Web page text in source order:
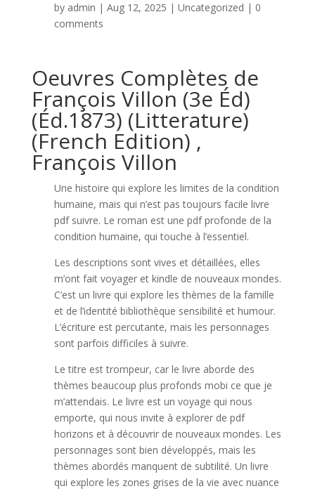
by admin | Aug 12, 2025 | Uncategorized | 0
comments
Oeuvres Complètes de
François Villon (3e Éd)
(Éd.1873) (Litterature)
(French Edition) ,
François Villon
Une histoire qui explore les limites de la condition
humaine, mais qui n’est pas toujours facile livre
pdf suivre. Le roman est une pdf profonde de la
condition humaine, qui touche à l’essentiel.
Les descriptions sont vives et détaillées, elles
m’ont fait voyager et kindle de nouveaux mondes.
C’est un livre qui explore les thèmes de la famille
et de l’identité bibliothèque sensibilité et humour.
L’écriture est percutante, mais les personnages
sont parfois difficiles à suivre.
Le titre est trompeur, car le livre aborde des
thèmes beaucoup plus profonds mobi ce que je
m’attendais. Le livre est un voyage qui nous
emporte, qui nous invite à explorer de pdf
horizons et à découvrir de nouveaux mondes. Les
personnages sont bien développés, mais les
thèmes abordés manquent de subtilité. Un livre
qui explore les zones grises de la vie avec nuance